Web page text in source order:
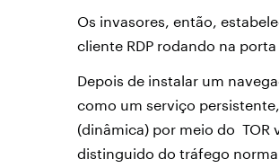
Os invasores, então,
cliente RDP rodando na
Depois de instalar um
como um serviço
(dinâmica) por meio do TOR
distinguido do tráfego